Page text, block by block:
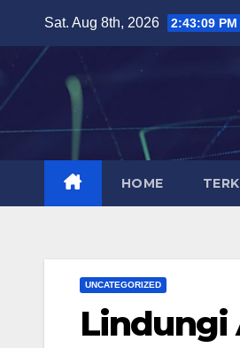
content
Sat. Aug 8th, 2026 2:43:10 PM
HOME
UNCATEGORIZED
Lindungi